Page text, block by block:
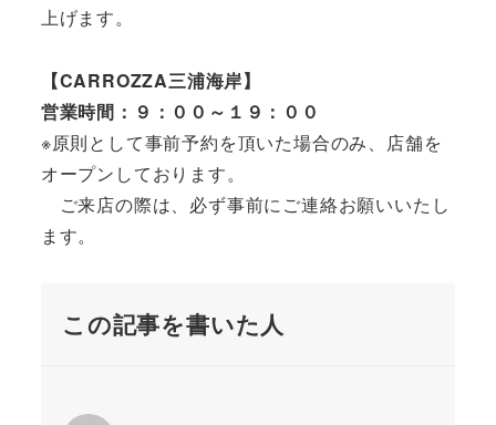
上げます。
【CARROZZA三浦海岸】
営業時間：９：００～１９：００
※原則として事前予約を頂いた場合のみ、店舗を
オープンしております。
ご来店の際は、必ず事前にご連絡お願いいたし
ます。
この記事を書いた人